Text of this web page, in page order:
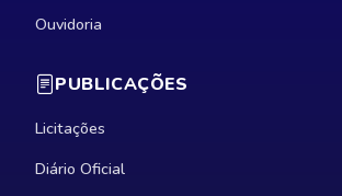
Ouvidoria
PUBLICAÇÕES
Licitações
Diário Oficial